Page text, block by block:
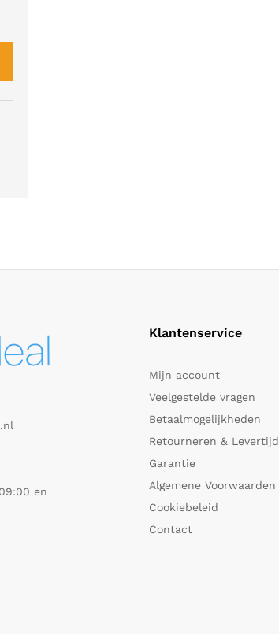
en
Klantenservice
Mijn account
Veelgestelde vragen
Betaalmogelijkheden
Retourneren & Levertijd
Garantie
Algemene Voorwaarden
Cookiebeleid
Contact